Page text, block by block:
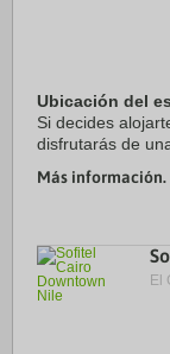
Ubicación del
Si decides
disfrutarás de
Museo Egipcio.
Más información.
El